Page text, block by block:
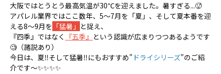
大阪ではとうとう最高気温が30℃を迎えました。暑すぎる...🥵
アパレル業界ではここ数年、5〜7月を「夏」、そして夏本番を迎
える8〜9月を 「猛暑」 と捉え、
『四季』ではなく 『五季』 という認識が広まりつつあるようです
🧐（諸説あり）
今日は、夏‼️そして猛暑‼️にもおすすめ" ドライシリーズ"のご紹
介です〜✨✨✨✨